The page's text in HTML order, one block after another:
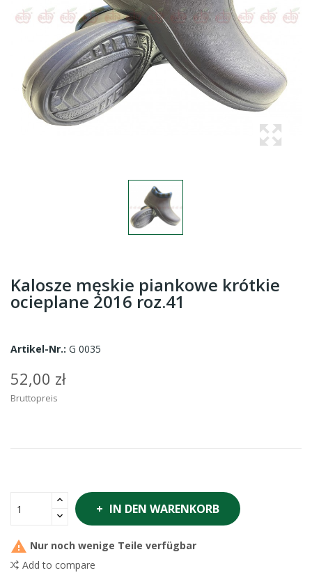
Kalosze męskie piankowe krótkie
ocieplane 2016 roz.41
Artikel-Nr.: G 0035
52,00 zł
Bruttopreis
IN DEN WARENKORB
 Nur noch wenige Teile verfügbar
Add to compare